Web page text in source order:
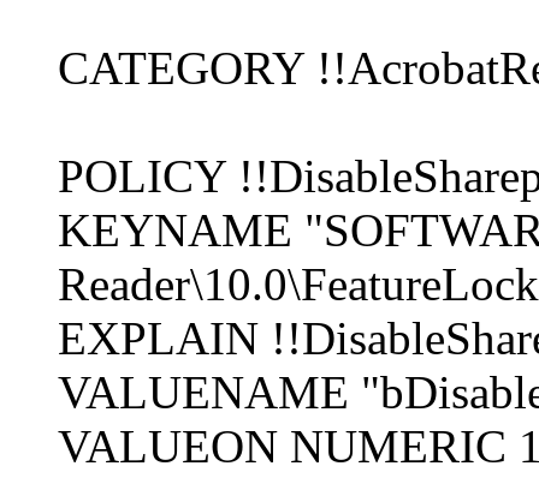
CATEGORY
POLICY
KEYNAME
EXPLAIN
VALUENAME
VALUEON NUMERIC